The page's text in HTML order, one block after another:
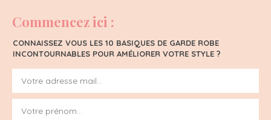
Commencez ici :
CONNAISSEZ VOUS LES 10 BASIQUES DE GARDE ROBE
INCONTOURNABLES POUR AMÉLIORER VOTRE STYLE ?